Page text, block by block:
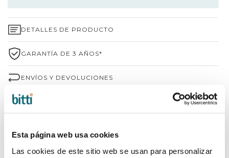
Esta página web usa cookies
Las cookies de este sitio web se usan para personalizar
DETALLES DE PRODUCTO
GARANTÍA DE 3 AÑOS*
ENVÍOS Y DEVOLUCIONES
¿POR QUÉ ELEGIR BITTI?